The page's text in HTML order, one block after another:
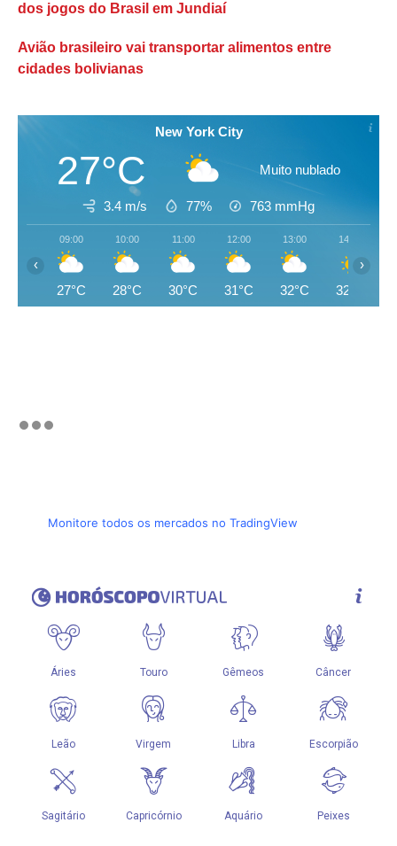
dos jogos do Brasil em Jundiaí
Avião brasileiro vai transportar alimentos entre
cidades bolivianas
New York City
27°C Muito nublado
3.4 m/s 77% 763 mmHg
09:00
27°C
10:00
28°C
11:00
30°C
12:00
31°C
13:00
32°C
14:00
32°C
‹ ›
Monitore todos os mercados no TradingView